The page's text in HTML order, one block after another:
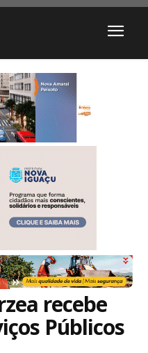
recebe
Públicos